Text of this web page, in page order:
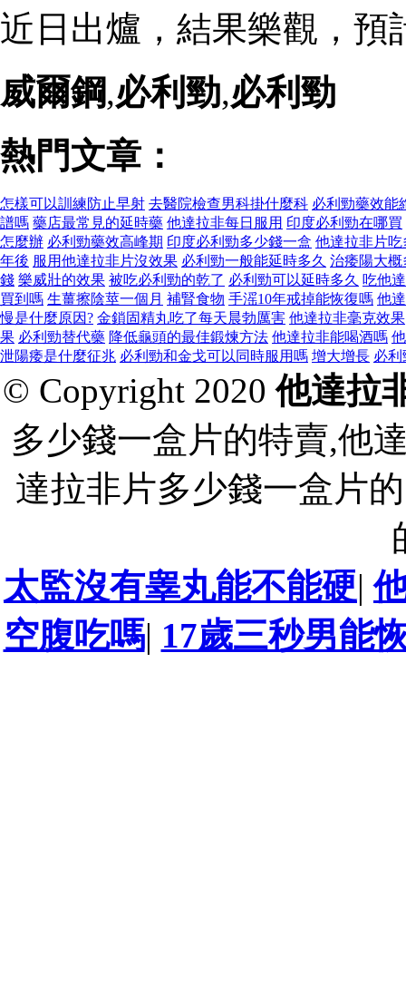
近日出爐，結果樂觀，預
威爾鋼,必利勁,必利勁
熱門文章：
怎樣可以訓練防止早射 去醫院檢查男科掛什麼科 必利勁藥效能
譜嗎 藥店最常見的延時藥 他達拉非每日服用 印度必利勁在哪買
怎麼辦 必利勁藥效高峰期 印度必利勁多少錢一盒 他達拉非片
年後 服用他達拉非片沒效果 必利勁一般能延時多久 治痿陽大概
錢 樂威壯的效果 被吃必利勁的乾了 必利勁可以延時多久 吃他
買到嗎 生薑擦陰莖一個月 補腎食物 手滛10年戒掉能恢復嗎 他
慢是什麼原因? 金鎖固精丸吃了每天晨勃厲害 他達拉非毫克效果
果 必利勁替代藥 降低龜頭的最佳鍛煉方法 他達拉非能喝酒嗎
泄陽痿是什麼征兆 必利勁和金戈可以同時服用嗎 增大增長 必利
© Copyright 2020他達拉
多少錢一盒片的特賣,他
達拉非片多少錢一盒片
太監沒有睾丸能不能硬|
空腹吃嗎| 17歲三秒男能